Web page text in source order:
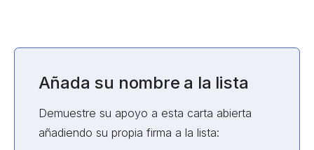
Añada su nombre a la lista
Demuestre su apoyo a esta carta abierta
añadiendo su propia firma a la lista: